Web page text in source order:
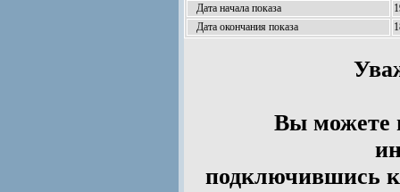
Дата начала показа
Дата окончания показа
Вы можете
подключившись к